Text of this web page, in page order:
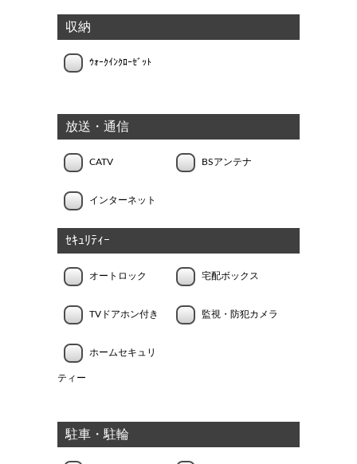
収納
ｳｫｰｸｲﾝｸﾛｰｾﾞｯﾄ
放送・通信
CATV BSアンテナ
インターネット
ｾｷｭﾘﾃｨｰ
オートロック 宅配ボックス
TVドアホン付き 監視・防犯カメラ
ホームセキュリ
ティー
駐車・駐輪